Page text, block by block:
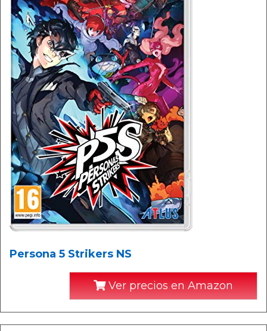
Persona 5 Strikers NS
Ver precios en Amazon